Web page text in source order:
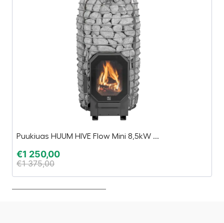
Puukiuas HUUM HIVE Flow Mini 8,5kW ...
€1 250,00
€1 375,00